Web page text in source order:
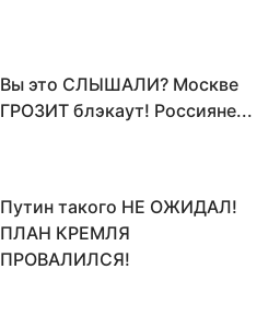
Вы это СЛЫШАЛИ? Москве
ГРОЗИТ блэкаут! Россияне...
Путин такого НЕ ОЖИДАЛ!
ПЛАН КРЕМЛЯ
ПРОВАЛИЛСЯ!